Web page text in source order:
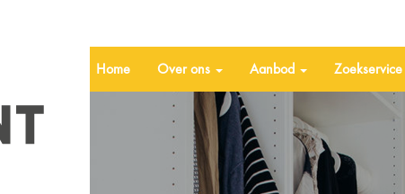
Home Over ons Aanbod Zoekservice